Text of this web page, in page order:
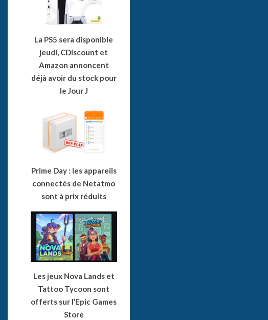
La PS5 sera disponible
jeudi, CDiscount et
Amazon annoncent
déjà avoir du stock pour
le Jour J
Prime Day : les appareils
connectés de Netatmo
sont à prix réduits
Les jeux Nova Lands et
Tattoo Tycoon sont
offerts sur l’Epic Games
Store